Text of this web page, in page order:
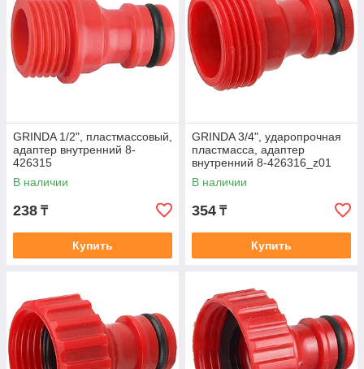
GRINDA 1/2", пластмассовый,
адаптер внутренний 8-
426315
В наличии
238 ₸
Купить
GRINDA 3/4", ударопрочная
пластмасса, адаптер
внутренний 8-426316_z01
В наличии
354 ₸
Купить